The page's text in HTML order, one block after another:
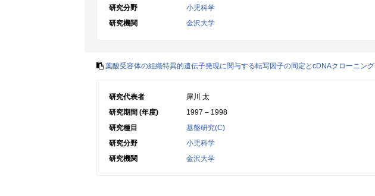
研究分野
小児科学
研究機関
金沢大学
葉酸受容体の組織特異的遺伝子発現に関与する転写因子の同定とcDNAクローニング
研究代表者
犀川 太
研究期間 (年度)
1997 – 1998
研究種目
基盤研究(C)
研究分野
小児科学
研究機関
金沢大学